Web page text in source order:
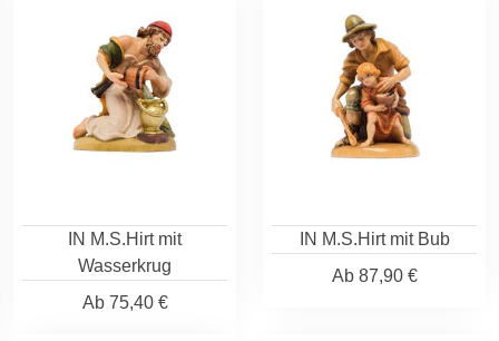
IN M.S.Hirt mit
Wasserkrug
Ab75,40 €
IN M.S.Hirt mit Bub
Ab87,90 €